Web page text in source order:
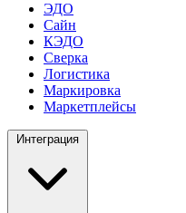
ЭДО
Сайн
КЭДО
Сверка
Логистика
Маркировка
Маркетплейсы
Интеграция